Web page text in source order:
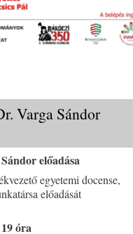
Varga Sándor
előadása
egyetemi docense,
előadását
óra